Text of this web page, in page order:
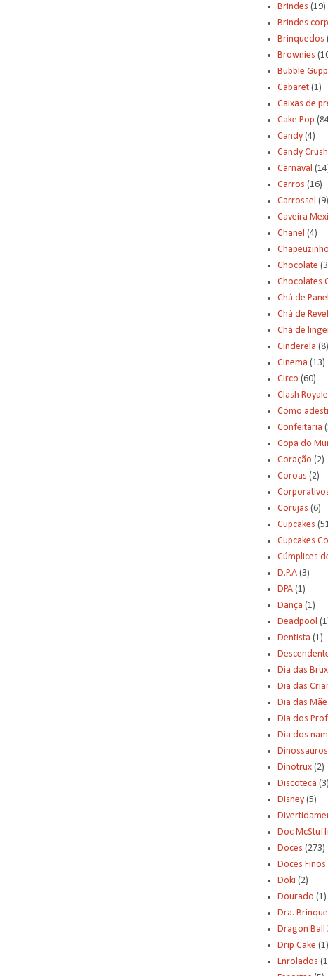
Brindes (19)
Brindes
Brinquedos
Brownies
Bubble
Cabaret (1)
Caixas de
Cake Pop
Candy (4)
Candy Crush
Carnaval
Carros (16)
Carrossel (9)
Caveira
Chanel (4)
Chocolate
Chocolates
Chá de
Chá de
Chá de
Cinderela (8)
Cinema (13)
Circo (60)
Clash Royale
Como
Confeitaria
Copa do
Coração (2)
Coroas (2)
Corujas (6)
Cupcakes
Cupcakes
Cúmplices
D.P.A (3)
DPA (1)
Dança (1)
Deadpool
Dentista (1)
Dia das
Dia das
Dia das
Dia dos
Dia dos
Dinossauros
Dinotrux (2)
Discoteca (3)
Disney (5)
Doc
Doces (273)
Doces Finos
Doki (2)
Dourado (1)
Dra.
Dragon Ball
Drip Cake (1)
Enrolados